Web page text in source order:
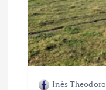
o
s
Inês Theodoro